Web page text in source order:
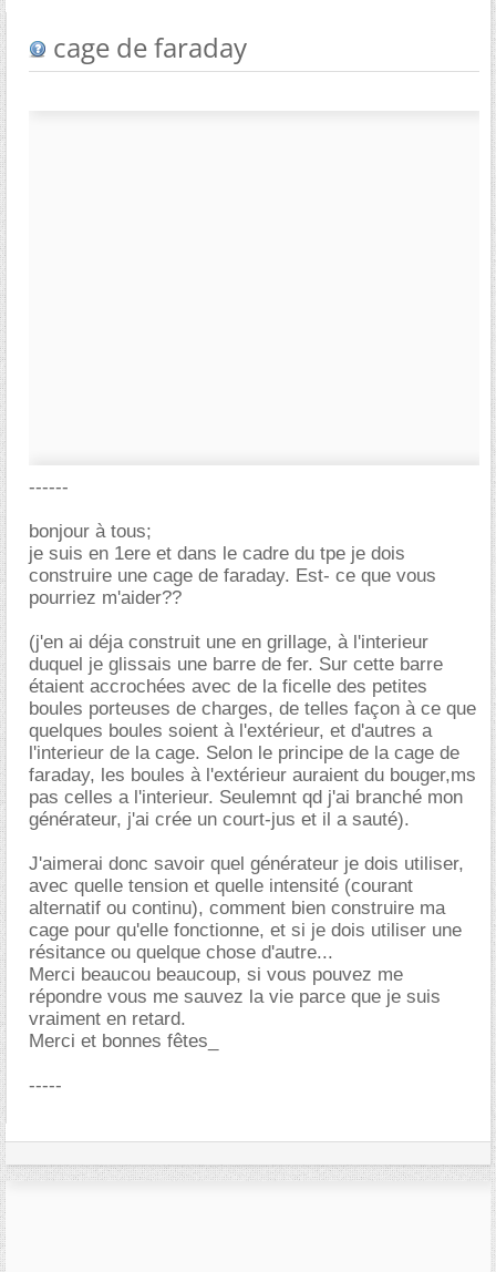
cage de faraday
------
bonjour à tous;
je suis en 1ere et dans le cadre du tpe je dois
construire une cage de faraday. Est- ce que vous
pourriez m'aider??
(j'en ai déja construit une en grillage, à l'interieur
duquel je glissais une barre de fer. Sur cette barre
étaient accrochées avec de la ficelle des petites
boules porteuses de charges, de telles façon à ce que
quelques boules soient à l'extérieur, et d'autres a
l'interieur de la cage. Selon le principe de la cage de
faraday, les boules à l'extérieur auraient du bouger,ms
pas celles a l'interieur. Seulemnt qd j'ai branché mon
générateur, j'ai crée un court-jus et il a sauté).
J'aimerai donc savoir quel générateur je dois utiliser,
avec quelle tension et quelle intensité (courant
alternatif ou continu), comment bien construire ma
cage pour qu'elle fonctionne, et si je dois utiliser une
résitance ou quelque chose d'autre...
Merci beaucou beaucoup, si vous pouvez me
répondre vous me sauvez la vie parce que je suis
vraiment en retard.
Merci et bonnes fêtes_
-----